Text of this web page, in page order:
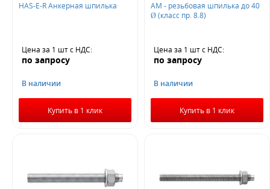
HAS-E-R Анкерная шпилька
Цена за 1 штс НДС:
по запросу
В наличии
Купить в 1 клик
AM - резьбовая шпилька до 40
Ø (класс пр. 8.8)
Цена за 1 штс НДС:
по запросу
В наличии
Купить в 1 клик